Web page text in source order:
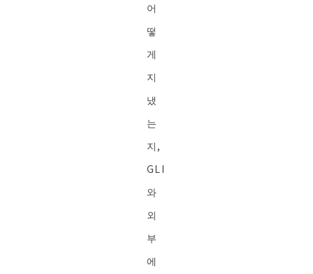
어
떻
게
지
냈
는
지,
GLI
와
외
부
에